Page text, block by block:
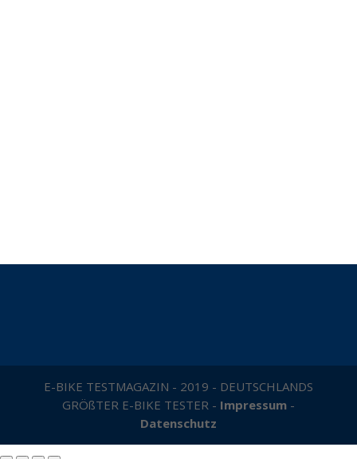
E-BIKE TESTMAGAZIN - 2019 - DEUTSCHLANDS
GRÖßTER E-BIKE TESTER - Impressum-
Datenschutz